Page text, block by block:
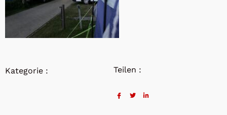
Kategorie : Teilen :